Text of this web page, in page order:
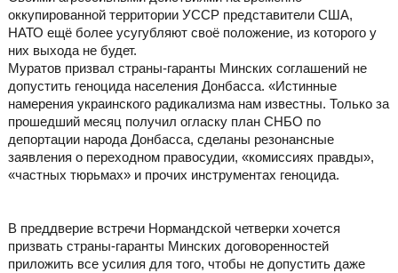
оккупированной территории УССР представители США,
НАТО ещё более усугубляют своё положение, из которого у
них выхода не будет.
Муратов призвал страны-гаранты Минских соглашений не
допустить геноцида населения Донбасса. «Истинные
намерения украинского радикализма нам известны. Только за
прошедший месяц получил огласку план СНБО по
депортации народа Донбасса, сделаны резонансные
заявления о переходном правосудии, «комиссиях правды»,
«частных тюрьмах» и прочих инструментах геноцида.
В преддверие встречи Нормандской четверки хочется
призвать страны-гаранты Минских договоренностей
приложить все усилия для того, чтобы не допустить даже